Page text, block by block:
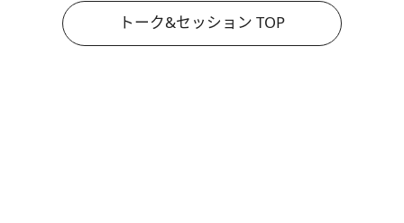
トーク&セッション TOP